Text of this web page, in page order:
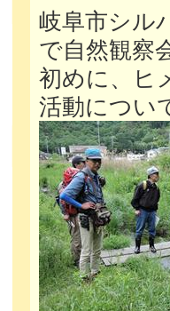
岐阜市シル
で自然観察
初めに、ヒ
活動につい